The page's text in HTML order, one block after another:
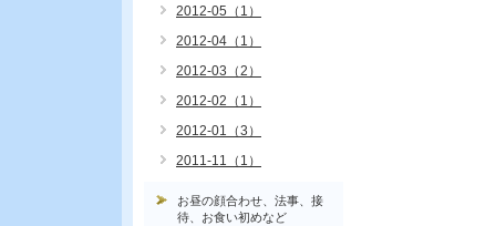
2012-05（1）
2012-04（1）
2012-03（2）
2012-02（1）
2012-01（3）
2011-11（1）
お昼の顔合わせ、法事、接
待、お食い初めなど